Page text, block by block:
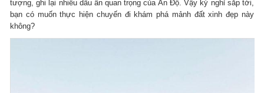
tượng, ghi lại nhiều dấu ấn quan trọng của Ấn Độ. Vậy kỳ nghỉ sắp tới,
bạn có muốn thực hiện chuyến đi khám phá mảnh đất xinh đẹp này
không?